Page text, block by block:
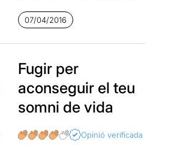
companyia Dara torna a
sorprendre'ns amb una
dramatúrgia muntada amb
totes les tècniques que
desplega (analepsis,
converses paral·leles,
diàlegs creuats,
trencaments de la quarta
jocs metateatrals...)
07/04/2016
Fugir per
aconseguir el teu
somni de vida
Opinió verificada